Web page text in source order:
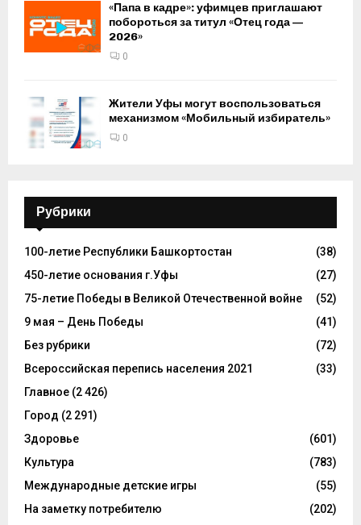
«Папа в кадре»: уфимцев приглашают
побороться за титул «Отец года —
2026»
0
Жители Уфы могут воспользоваться
механизмом «Мобильный избиратель»
0
Рубрики
100-летие Республики Башкортостан
(38)
450-летие основания г.Уфы
(27)
75-летие Победы в Великой Отечественной войне
(52)
9 мая – День Победы
(41)
Без рубрики
(72)
Всероссийская перепись населения 2021
(33)
Главное (2 426)
Город (2 291)
Здоровье
(601)
Культура
(783)
Международные детские игры
(55)
На заметку потребителю
(202)